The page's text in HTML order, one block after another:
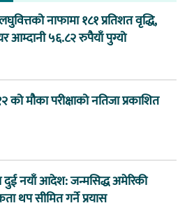
नाफामा १८१ प्रतिशत वृद्धि,
आम्दानी ५६.८२ रुपैयाँ पुग्यो
को मौका परीक्षाको नतिजा प्रकाशित
दुई नयाँ आदेश: जन्मसिद्ध अमेरिकी
थप सीमित गर्ने प्रयास